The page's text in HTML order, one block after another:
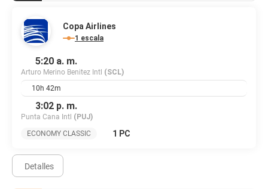
Copa Airlines
1 escala
5:20 a. m.
Arturo Merino Benitez Intl (SCL)
10h 42m
3:02 p. m.
Punta Cana Intl (PUJ)
ECONOMY CLASSIC
1 PC
Detalles